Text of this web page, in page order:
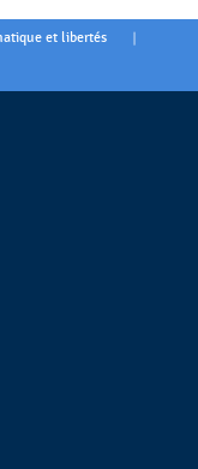
et libertés |